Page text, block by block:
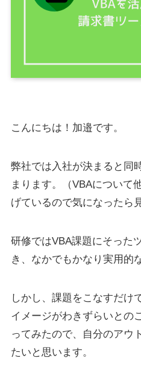
こんにちは！加邉です。
弊社では入社が決まると同
まります。（VBAについて
げているので気になったら
研修ではVBA課題にそった
き、なかでもかなり実用的
しかし、課題をこなすだけ
イメージがわきずらいとの
ってみたので、自分のアウ
たいと思います。